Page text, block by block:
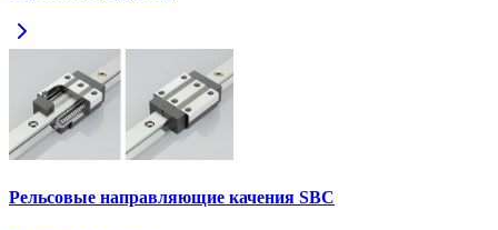
Рельсовые направляющие качения SBC